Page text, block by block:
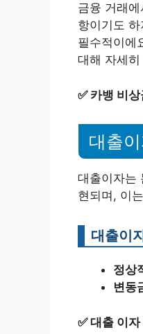
금융 거래
항이기도
필수적이에
대해 자세
✅ 카뱅 비
대출
대출이자는
현되며, 이
대출이
정상
변동
✅대출 이